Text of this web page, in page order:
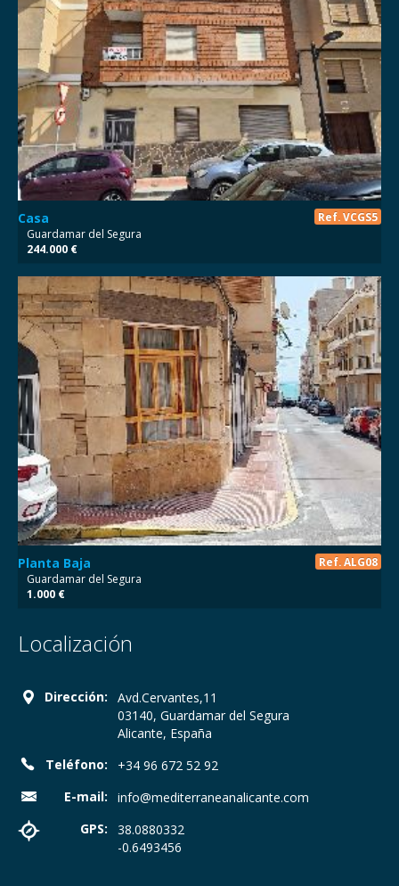
Casa Ref. VCGS5
Guardamar del Segura
244.000 €
Planta Baja Ref. ALG08
Guardamar del Segura
1.000 €
Localización
Dirección:
Avd.Cervantes,11
03140, Guardamar del Segura
Alicante, España
Teléfono:
+34 96 672 52 92
E-mail:
info@mediterraneanalicante.com
GPS:
38.0880332
-0.6493456